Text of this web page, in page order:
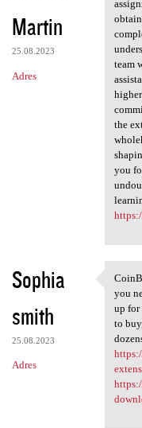
Martin
25.08.2023
Adres
team
the
you
Sophia
smith
25.08.2023
Adres
you
up for
to